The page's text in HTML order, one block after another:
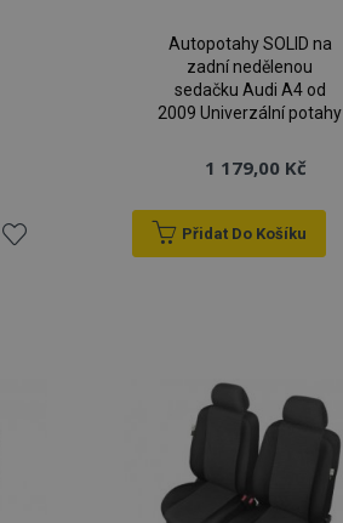
Autopotahy SOLID na
zadní nedělenou
sedačku Audi A4 od
2009 Univerzální potahy
1 179,00 Kč
Přidat Do Košíku